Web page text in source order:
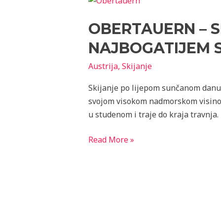
OBERTAUERN –
NAJBOGATIJEM
Austrija, Skijanje
Skijanje po lijepom sunčanom
svojom visokom nadmorskom
u studenom i traje do kraja
skijanje
Austriji
na
najbogatijem
skijalištu
Read More »